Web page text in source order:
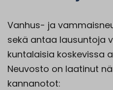
Vanhus- ja
sekä antaa lausuntoja
kuntalaisia koskevissa
Neuvosto on laatinut
kannanotot: